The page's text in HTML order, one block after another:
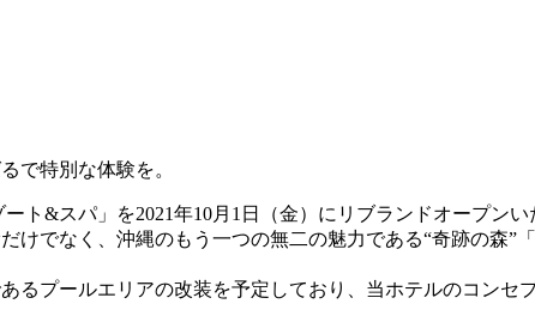
&スパ」を2021年10月1日（金）にリブランドオープンい
けでなく、沖縄のもう一つの無二の魅力である“奇跡の森”
るプールエリアの改装を予定しており、当ホテルのコンセ